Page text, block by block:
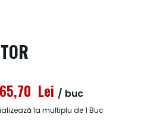
Lei / buc
la multiplu de 1 Buc